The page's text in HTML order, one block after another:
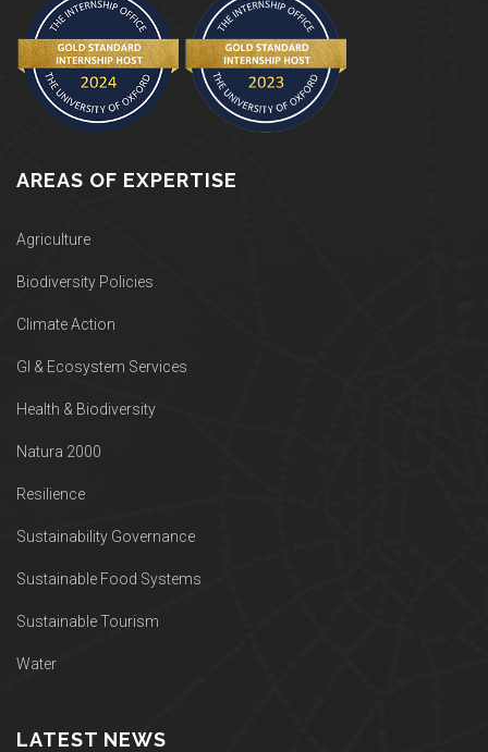
AREAS OF EXPERTISE
Agriculture
Biodiversity Policies
Climate Action
GI & Ecosystem Services
Health & Biodiversity
Natura 2000
Resilience
Sustainability Governance
Sustainable Food Systems
Sustainable Tourism
Water
LATEST NEWS